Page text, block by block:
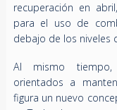
recuperación en
para el uso de
debajo de los niveles
Al mismo tiempo,
orientados a
figura un nuevo